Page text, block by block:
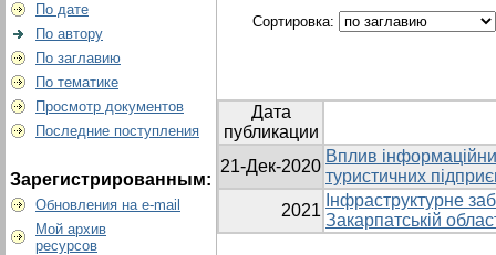
По дате
По автору
По заглавию
По тематике
Просмотр документов
Последние поступления
Зарегистрированным:
Обновления на e-mail
Мой архив
ресурсов
Сортировка:
Дата
публикации
21-Дек-2020
Вплив
туристичних
2021
Інфраструктурне
Закарпатській